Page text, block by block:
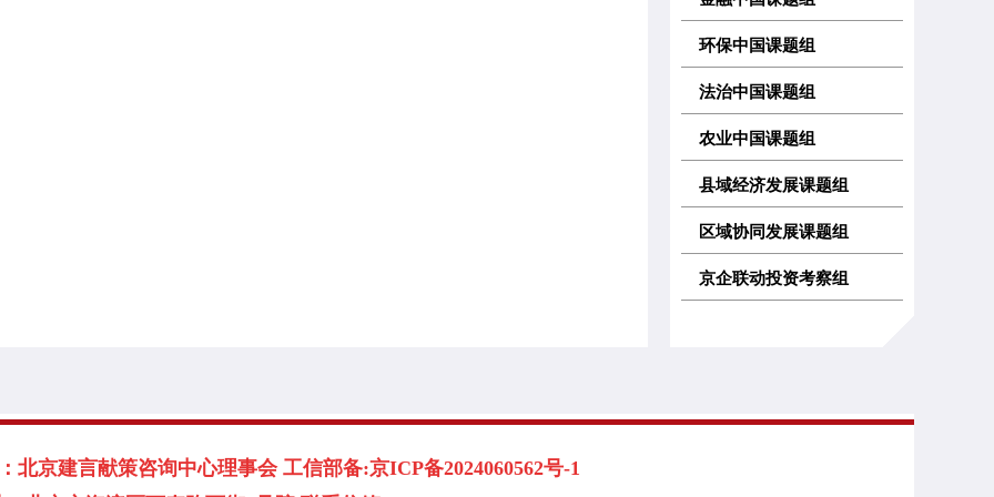
环保中国课题组
法治中国课题组
农业中国课题组
县域经济发展课题组
区域协同发展课题组
京企联动投资考察组
北京建言献策咨询中心理事会 工信部备:京ICP备2024060562号-1